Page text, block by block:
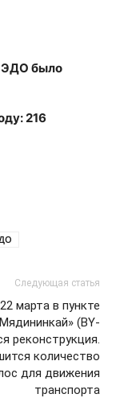
ЭДО было
216
Следующая статья
марта в пункте
(BY-
реконструкция.
количество
для движения
транспорта